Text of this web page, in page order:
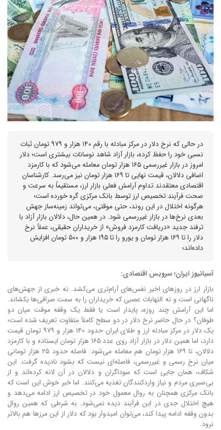
در حالی که نرخ دلار در مرکز مبادله با رقم ۱۴۰ هزار و ۹۷۹ تومان ثبات
نسبی خود را حفظ کرده، بازار آزاد شاهد نوسانات بیشتری است؛ دلار
امروز در بازار غیررسمی ۱۶۵ هزار تومان معامله می‌شود که با کارمزد
اضافی دلالان، قیمت نهایی تا ۱۶۹ هزار تومان نیز می‌رسد. کارشناسان
اقتصادی معتقدند تداوم آرامش فعلی بازار ارز، مستقیماً به سرعت و
صحت فرآیند تخصیص ارز توسط بانک مرکزی گره خورده است؛
هرگونه اختلال در این روند، حتی موقتی، می‌تواند زمینه‌ساز جهش
بعدی نرخ‌ها در بازار غیررسمی شود. در همین حال، دلالان بازار آزاد با
ترفند جدید «دریافت کارمزد فروش» از خریداران حقیقی، عملاً نرخ
دلار را تا ۱۶۹ هزار تومان و یورو را تا ۱۹۵ هزار و ۵۰۰ تومان افزایش
داده‌اند؛
آسیانیوز ایران؛ سرویس اقتصادی:
بازار ارز در روزهای اخیر نفس‌های آرام‌تری می‌کشد. نه خبری از جهش‌های
ناگهانی است و نه التهابات عصبی که خریداران را به سمت صرافی‌ها بکشاند.
اما این آرامش چند روزه، پایدار است یا فقط یک وقفه موقت میان دو
طوفان؟ در حال حاضر نرخ دلار در دو سطح کاملاً متفاوت تعریف شده است؛
یک دلار در مرکز مبادله ارز و طلای ایران حدود ۱۴۰ هزار و ۹۷۹ تومان قیمت
دارد، اما همین دلار در بازار آزاد روی عدد ۱۶۵ هزار تومان ایستاده و با کارمزد
دلالان، تا ۱۶۹ هزار تومان هم معامله می‌شود. فاصله حدود ۲۵ هزار تومانی
میان نرخ رسمی و غیررسمی، فاصله‌ای نیست که بشود نادیده گرفت. این
شکاف، همان جایی است که سوداگران و دلالان در آن لانه کرده‌اند و از
بی‌صبری مردم و نیاز واردکنندگان تغذیه می‌کنند. اما خبر خوش این است که
بانک مرکزی همچنان به روال معمول خود در تخصیص ارز ادامه می‌دهد و
هیچ اختلال جدی در این فرآیند دیده نمی‌شود. به شرطی که همین روال
بدون وقفه ادامه پیدا کند، می‌توان امیدوار بود که دلار از این مرزها هم بالاتر
نرود.